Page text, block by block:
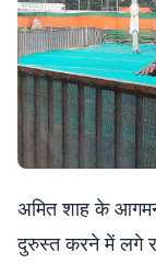
अमित शाह के
दुरुस्त करने में लगे